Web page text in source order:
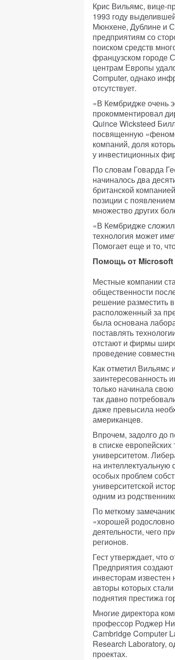
Крис Вильямс, вице-
1993 году
Мюнхене, Дублине и
предприятиям со
поиском средств
французском городе
центрам Европы
Computer, однако
отсутствует.
«В Кембридже очень
прокомментировал
Quince Wicksteed
посвященную
компаний, доля
у инвестиционных
По словам Говарда
начиналось два
британской
позиции с
множество других
«В Кембридже
технология может
Помогает еще и то,
Помощь от Microsoft
Местные компании
общественности
решение разместить
расположенный за
была основана
поставлять
отстают и фирмы
проведение
Как отметил Вильямс
заинтересованность
только начинала
так давно
даже превысила
американцев.
Впрочем, задолго до
в списке
университетом.
на интеллектуальную
особых проблем
университетской
одним из
По меткому
«хорошей
деятельности, чего
регионов.
Гест утверждает, что
Предприятия
инвесторам
авторы которых
поднятия престижа
Многие директора
профессор Роджер
Cambridge Computer
Research Laboratory,
проектах.